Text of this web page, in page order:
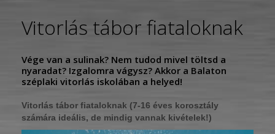
Vitorlás tábor fiataloknak
Vége van a sulinak? Nem tudod mivel töltsd a
nyaradat? Izgalomra vágysz? Akkor a Balaton
széplaki vitorlás iskolában a helyed!
Vitorlás tábor fiataloknak (7-16 éves korosztály
számára ideális, de mindig vannak kivételek!)